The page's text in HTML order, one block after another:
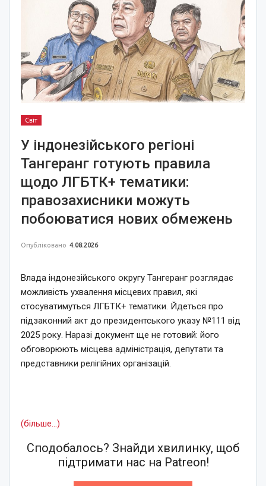
Світ
У індонезійського регіоні
Тангеранг готують правила
щодо ЛГБТК+ тематики:
правозахисники можуть
побоюватися нових обмежень
Опубліковано 4.08.2026
Влада індонезійського округу Тангеранг розглядає
можливість ухвалення місцевих правил, які
стосуватимуться ЛГБТК+ тематики. Йдеться про
підзаконний акт до президентського указу №111 від
2025 року. Наразі документ ще не готовий: його
обговорюють місцева адміністрація, депутати та
представники релігійних організацій.
(більше…)
Сподобалось? Знайди хвилинку, щоб
підтримати нас на Patreon!